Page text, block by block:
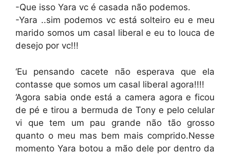
-Que isso Yara vc é casada não podemos.
-Yara ..sim podemos vc está solteiro eu e meu
marido somos um casal liberal e eu to louca de
desejo por vc!!!
‘Eu pensando cacete não esperava que ela
contasse que somos um casal liberal agora!!!!
‘Agora sabia onde está a camera agora e ficou
de pé e tirou a bermuda de Tony e pelo celular
vi que tem um pau grande não tão grosso
quanto o meu mas bem mais comprido.Nesse
momento Yara botou a mão dele por dentro da